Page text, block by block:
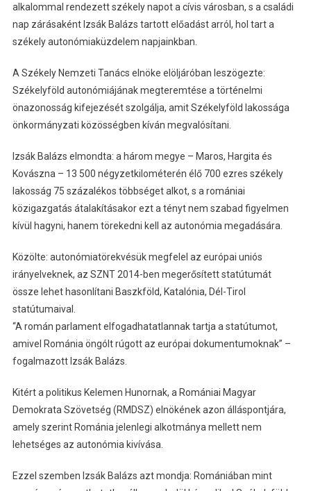
alkalommal rendezett székely napot a cívis városban, s a családi
nap zárásaként Izsák Balázs tartott előadást arról, hol tart a
székely autonómiaküzdelem napjainkban.
A Székely Nemzeti Tanács elnöke elöljáróban leszögezte:
Székelyföld autonómiájának megteremtése a történelmi
önazonosság kifejezését szolgálja, amit Székelyföld lakossága
önkormányzati közösségben kíván megvalósítani.
Izsák Balázs elmondta: a három megye – Maros, Hargita és
Kovászna – 13 500 négyzetkilométerén élő 700 ezres székely
lakosság 75 százalékos többséget alkot, s a romániai
közigazgatás átalakításakor ezt a tényt nem szabad figyelmen
kívül hagyni, hanem törekedni kell az autonómia megadására.
Közölte: autonómiatörekvésük megfelel az európai uniós
irányelveknek, az SZNT 2014-ben megerősített statútumát
össze lehet hasonlítani Baszkföld, Katalónia, Dél-Tirol
statútumaival.
“A román parlament elfogadhatatlannak tartja a statútumot,
amivel Románia öngólt rúgott az európai dokumentumoknak” –
fogalmazott Izsák Balázs.
Kitért a politikus Kelemen Hunornak, a Romániai Magyar
Demokrata Szövetség (RMDSZ) elnökének azon álláspontjára,
amely szerint Románia jelenlegi alkotmánya mellett nem
lehetséges az autonómia kivívása.
Ezzel szemben Izsák Balázs azt mondja: Romániában mint